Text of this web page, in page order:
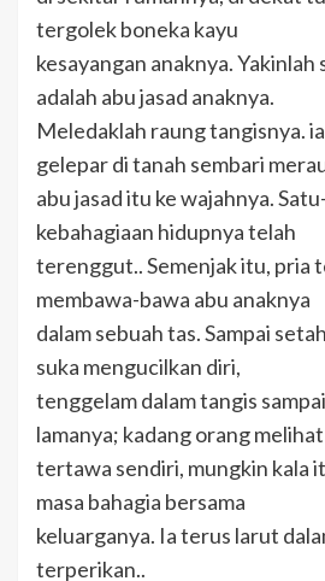
tergolek boneka kayu
kesayangan anaknya. Yakinlah
adalah abu jasad anaknya.
Meledaklah raung tangisnya.
gelepar di tanah sembari
abu jasad itu ke wajahnya.
kebahagiaan hidupnya telah
terenggut.. Semenjak itu, pria
membawa-bawa abu anaknya
dalam sebuah tas. Sampai
suka mengucilkan diri,
tenggelam dalam tangis
lamanya; kadang orang
tertawa sendiri, mungkin kala
masa bahagia bersama
keluarganya. Ia terus larut
terperikan..